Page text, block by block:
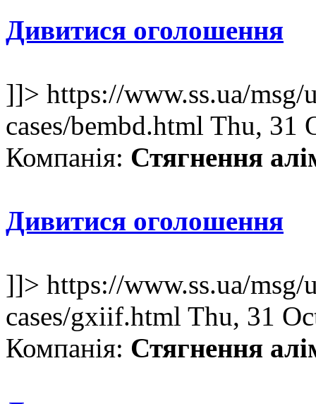
Дивитися оголошення
]]> https://www.ss.ua/
cases/bembd.html Thu, 31
Компанія: Стягнення
Дивитися оголошення
]]> https://www.ss.ua/
cases/gxiif.html Thu, 31
Компанія: Стягнення